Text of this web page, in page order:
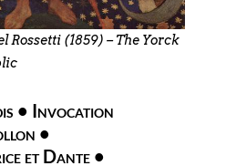
Rossetti (1859) – The Yorck
• Invocation
•
et Dante •